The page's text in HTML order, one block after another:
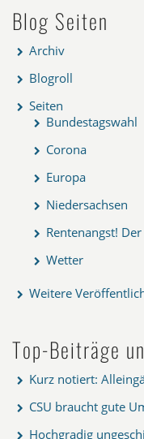
Blog Seiten
Archiv
Blogroll
Seiten
Bundestagswahl
Corona
Europa
Niedersachsen
Rentenangst!
Wetter
Weitere
Top-Beiträge
Kurz notiert:
CSU braucht gute
Hochgradig